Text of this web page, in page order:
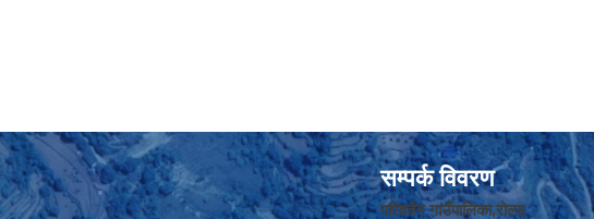
सम्पर्क विवरण
परिवर्तन गाउँपालिका,रोल्पा